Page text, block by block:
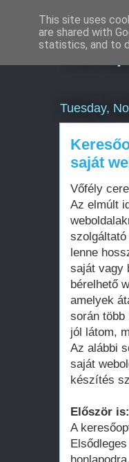
Tuesday,
saját
Vőfély
Az elmúlt
lenne
saját vagy
bérelhető
amelyek
során több
jól látom,
Az alábbi
saját
készítés
Először
A
This site uses
are shared with
statistics, and to